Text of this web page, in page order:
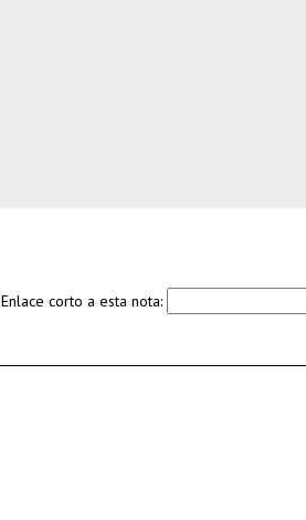
Enlace corto a esta nota: